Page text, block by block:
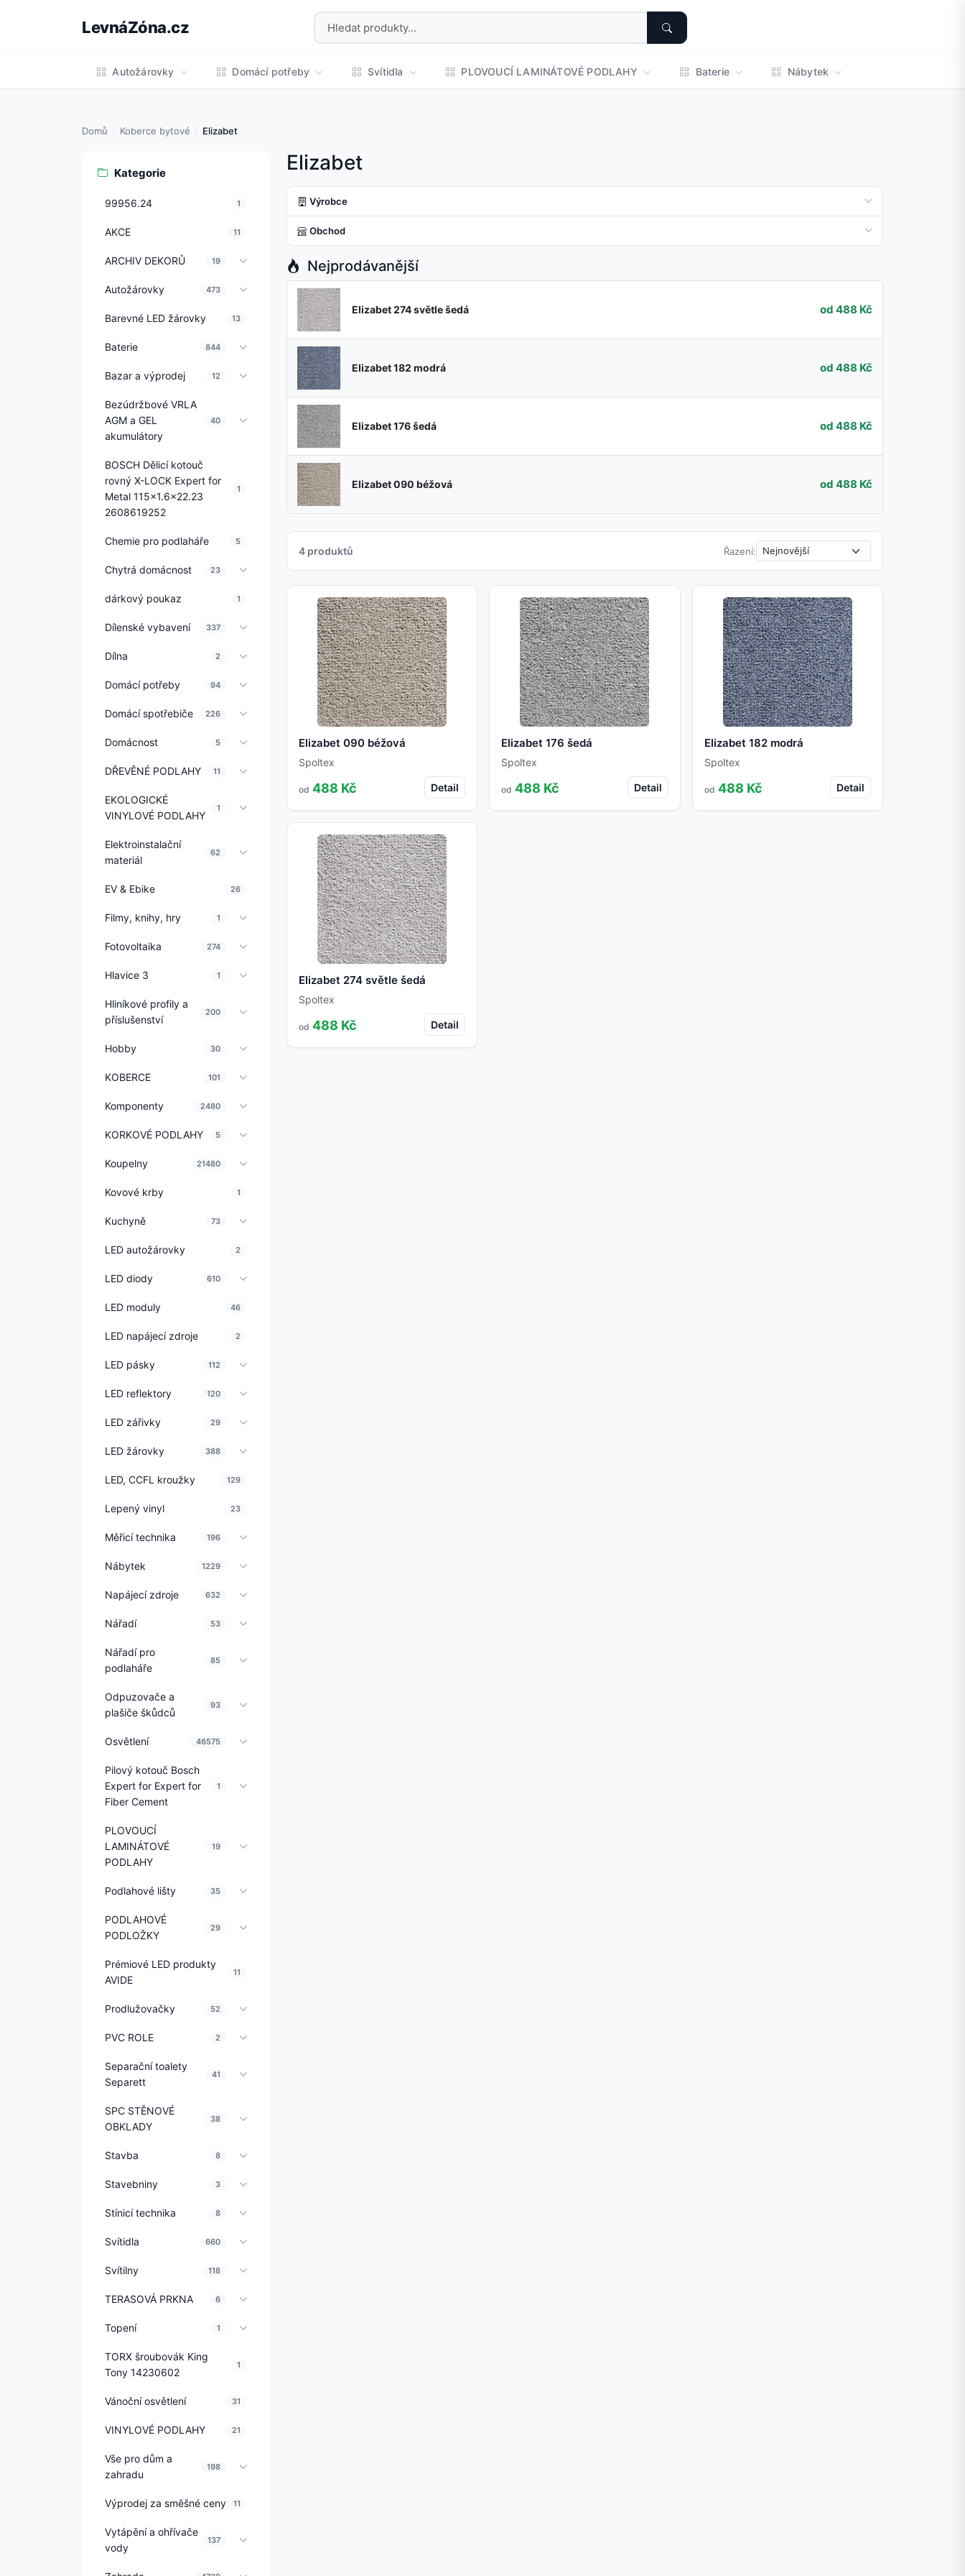
LevnáZóna.cz
Autožárovky Domácí potřeby Svítidla PLOVOUCÍ LAMINÁTOVÉ PODLAHY Baterie Nábytek
Domů Koberce bytové Elizabet
Elizabet
Výrobce
Obchod
Nejprodávanější
Elizabet 274 světle šedá od 488 Kč
Elizabet 182 modrá od 488 Kč
Elizabet 176 šedá od 488 Kč
Elizabet 090 béžová od 488 Kč
4 produktů Řazení:
Elizabet 090 béžová
Spoltex
od 488 Kč Detail
Elizabet 176 šedá
Spoltex
od 488 Kč Detail
Elizabet 182 modrá
Spoltex
od 488 Kč Detail
Elizabet 274 světle šedá
Spoltex
od 488 Kč Detail
Kategorie
99956.24 1
AKCE 11
ARCHIV DEKORŮ 19
Autožárovky 473
Barevné LED žárovky 13
Baterie 844
Bazar a výprodej 12
Bezúdržbové VRLA
AGM a GEL
akumulátory
40
BOSCH Dělicí kotouč
rovný X-LOCK Expert for
Metal 115x1.6x22.23
2608619252
1
Chemie pro podlaháře 5
Chytrá domácnost 23
dárkový poukaz 1
Dílenské vybavení 337
Dílna 2
Domácí potřeby 94
Domácí spotřebiče 226
Domácnost 5
DŘEVĚNÉ PODLAHY 11
EKOLOGICKÉ
VINYLOVÉ PODLAHY
1
Elektroinstalační
materiál
62
EV & Ebike 26
Filmy, knihy, hry 1
Fotovoltaika 274
Hlavice 3 1
Hliníkové profily a
příslušenství
200
Hobby 30
KOBERCE 101
Komponenty 2480
KORKOVÉ PODLAHY 5
Koupelny 21480
Kovové krby 1
Kuchyně 73
LED autožárovky 2
LED diody 610
LED moduly 46
LED napájecí zdroje 2
LED pásky 112
LED reflektory 120
LED zářivky 29
LED žárovky 388
LED, CCFL kroužky 129
Lepený vinyl 23
Měřicí technika 196
Nábytek 1229
Napájecí zdroje 632
Nářadí 53
Nářadí pro
podlaháře
85
Odpuzovače a
plašiče škůdců
93
Osvětlení 46575
Pilový kotouč Bosch
Expert for Expert for
Fiber Cement
1
PLOVOUCÍ
LAMINÁTOVÉ
PODLAHY
19
Podlahové lišty 35
PODLAHOVÉ
PODLOŽKY
29
Prémiové LED produkty
AVIDE
11
Prodlužovačky 52
PVC ROLE 2
Separační toalety
Separett
41
SPC STĚNOVÉ
OBKLADY
38
Stavba 8
Stavebniny 3
Stínicí technika 8
Svítidla 660
Svítilny 118
TERASOVÁ PRKNA 6
Topení 1
TORX šroubovák King
Tony 14230602
1
Vánoční osvětlení 31
VINYLOVÉ PODLAHY 21
Vše pro dům a
zahradu
198
Výprodej za směšné ceny 11
Vytápění a ohřívače
vody
137